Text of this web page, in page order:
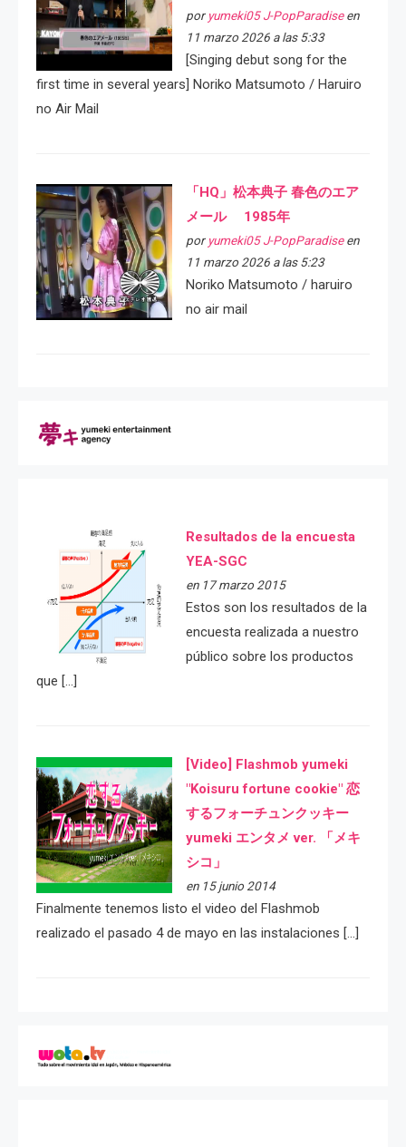
por yumeki05 J-PopParadiseen
11 marzo 2026 a las 5:33
[Singing debut song for the
first time in several years] Noriko Matsumoto / Haruiro
no Air Mail
「HQ」松本典子 春色のエア
メール 1985年
por yumeki05 J-PopParadiseen
11 marzo 2026 a las 5:23
Noriko Matsumoto / haruiro
no air mail
Resultados de la encuesta
YEA-SGC
en 17 marzo 2015
Estos son los resultados de la
encuesta realizada a nuestro
público sobre los productos
que […]
[Video] Flashmob yumeki
"Koisuru fortune cookie" 恋
するフォーチュンクッキー
yumeki エンタメ ver. 「メキ
シコ」
en 15 junio 2014
Finalmente tenemos listo el video del Flashmob
realizado el pasado 4 de mayo en las instalaciones […]